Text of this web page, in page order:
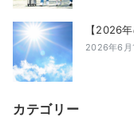
【2026
2026年6月
カテゴリー